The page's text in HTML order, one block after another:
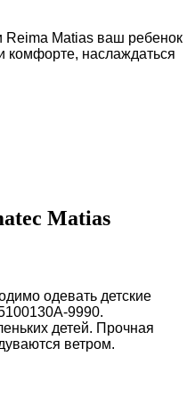
Matias ваш ребенок
комфорте, наслаждаться
Matias
одевать детские
9990.
детей. Прочная
ветром.